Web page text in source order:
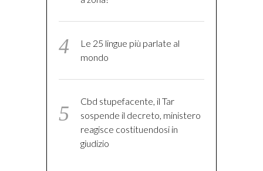
Le 25 lingue più parlate al
mondo
Cbd stupefacente, il Tar
sospende il decreto, ministero
reagisce costituendosi in
giudizio